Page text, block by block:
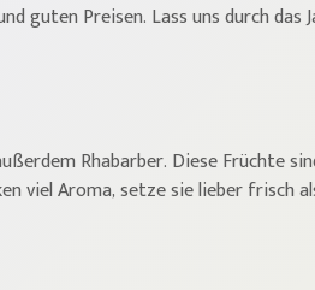
guten Preisen. Lass uns durch das
Rhabarber. Diese Früchte
viel Aroma, setze sie lieber frisch